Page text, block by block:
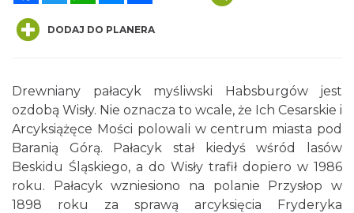
DODAJ DO PLANERA
Drewniany pałacyk myśliwski Habsburgów jest
ozdobą Wisły. Nie oznacza to wcale, że Ich Cesarskie i
Arcyksiążęce Mości polowali w centrum miasta pod
Baranią Górą. Pałacyk stał kiedyś wśród lasów
Beskidu Śląskiego, a do Wisły trafił dopiero w 1986
roku. Pałacyk wzniesiono na polanie Przysłop w
1898 roku za sprawą arcyksięcia Fryderyka